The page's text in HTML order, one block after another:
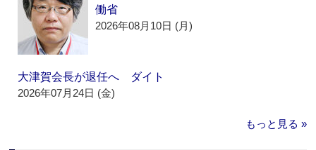
働省
2026年08月10日 (月)
大津賀会長が退任へ ダイト
2026年07月24日 (金)
もっと見る »